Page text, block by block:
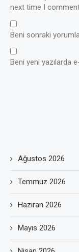
next time I
Beni sonraki
Beni yeni yazılarda
Ağustos 2026
Temmuz 2026
Haziran 2026
Mayıs 2026